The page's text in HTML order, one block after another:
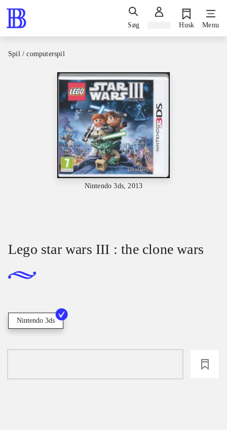
Søg Husk Menu
Spil / computerspil
Nintendo 3ds, 2013
Lego star wars III : the clone wars
Nintendo 3ds